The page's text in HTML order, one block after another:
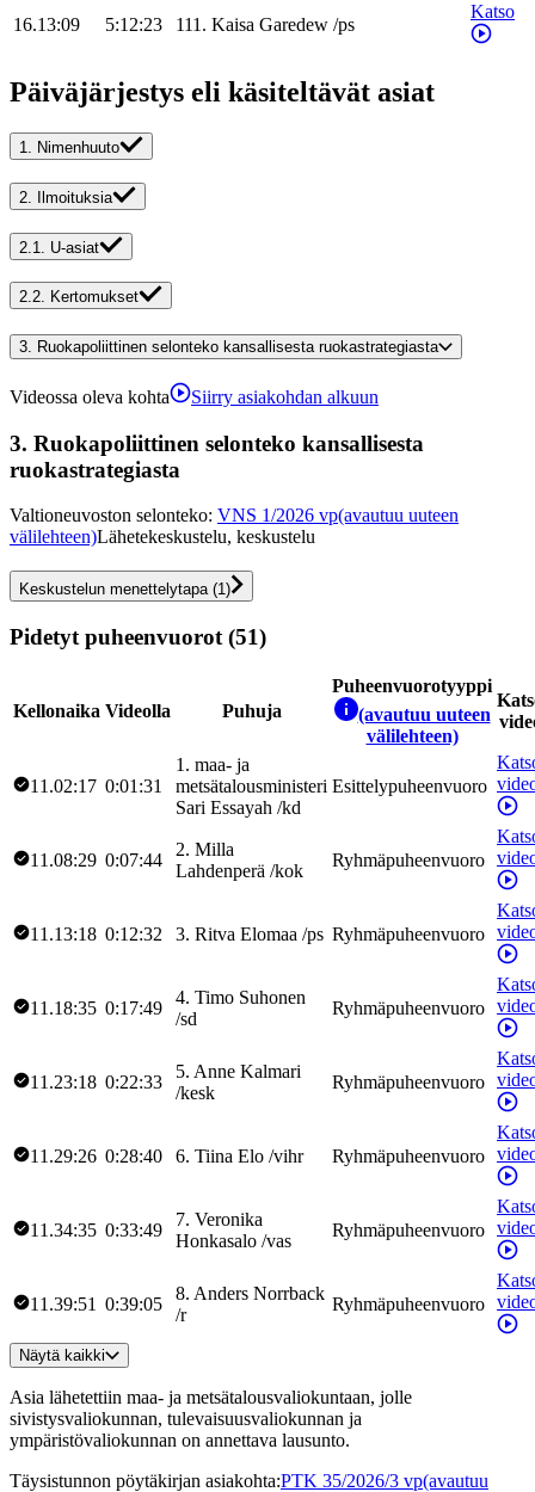
16.13:09 5:12:23 111. Kaisa Garedew /ps
Katso
Päiväjärjestys eli käsiteltävät asiat
1. Nimenhuuto
2. Ilmoituksia
2.1. U-asiat
2.2. Kertomukset
3. Ruokapoliittinen selonteko kansallisesta ruokastrategiasta
Videossa oleva kohta Siirry asiakohdan alkuun
3. Ruokapoliittinen selonteko kansallisesta
ruokastrategiasta
Valtioneuvoston selonteko: VNS 1/2026 vp(avautuu uuteen
välilehteen)Lähetekeskustelu, keskustelu
Keskustelun menettelytapa(1)
Pidetyt puheenvuorot (51)
Kellonaika Videolla Puhuja
Puheenvuorotyyppi
(avautuu uuteen
välilehteen)
11.02:17 0:01:31
1. maa- ja
metsätalousministeri
Sari Essayah /kd
Esittelypuheenvuoro
11.08:29 0:07:44
2. Milla
Lahdenperä /kok
Ryhmäpuheenvuoro
11.13:18 0:12:32 3. Ritva Elomaa /ps Ryhmäpuheenvuoro
11.18:35 0:17:49
4. Timo Suhonen
/sd
Ryhmäpuheenvuoro
11.23:18 0:22:33
5. Anne Kalmari
/kesk
Ryhmäpuheenvuoro
11.29:26 0:28:40 6. Tiina Elo /vihr Ryhmäpuheenvuoro
11.34:35 0:33:49
7. Veronika
Honkasalo /vas
Ryhmäpuheenvuoro
11.39:51 0:39:05
8. Anders Norrback
/r
Ryhmäpuheenvuoro
Näytä kaikki
Asia lähetettiin maa- ja metsätalousvaliokuntaan, jolle
sivistysvaliokunnan, tulevaisuusvaliokunnan ja
ympäristövaliokunnan on annettava lausunto.
Täysistunnon pöytäkirjan asiakohta:PTK 35/2026/3 vp(avautuu